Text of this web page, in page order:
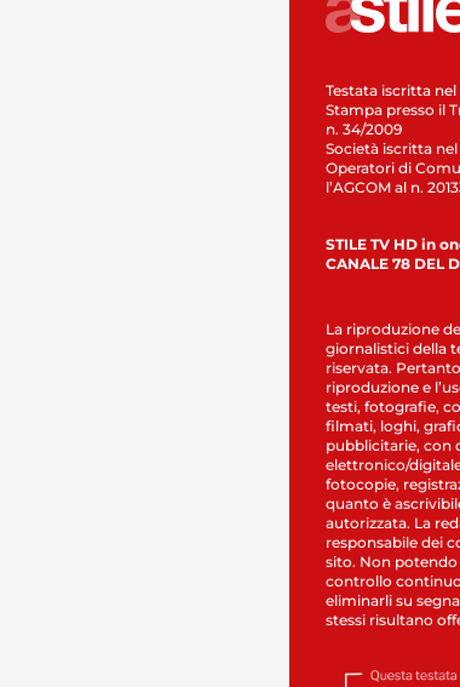
Testata iscritta
Stampa presso il
n. 34/2009
Società iscritta
Operatori di
l’AGCOM al n.
STILE TV HD in
CANALE 78 DEL
La riproduzione
giornalistici della
riservata.
riproduzione e
testi, fotografie,
filmati, loghi,
pubblicitarie, con
elettronico/
fotocopie,
quanto è
autorizzata. La
responsabile dei
sito. Non
controllo
eliminarli su
stessi risultano